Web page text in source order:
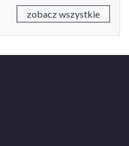
zobacz wszystkie